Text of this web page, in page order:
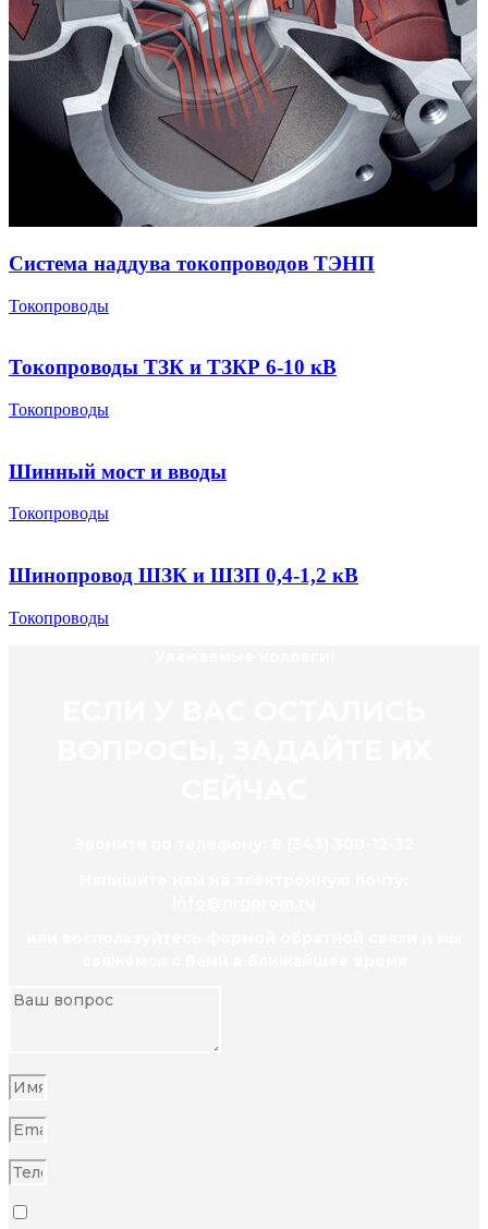
Система наддува токопроводов ТЭНП
Токопроводы
Токопроводы ТЗК и ТЗКР 6-10 кВ
Токопроводы
Шинный мост и вводы
Токопроводы
Шинопровод ШЗК и ШЗП 0,4-1,2 кВ
Токопроводы